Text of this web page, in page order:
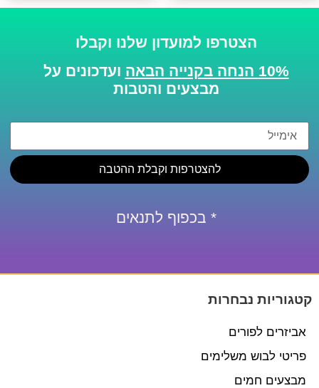
הצטרפו למועדון שלנו וקבלו
10% הנחה בקנייה הבאה
ועדכונים על
מבצעים והטבות
להצטרפות וקבלת ההטבה
* בכפוף לתנאים
קטגוריות נבחרות
אביזרים לפורים
פריטי לבוש משלימים
מבצעים חמים